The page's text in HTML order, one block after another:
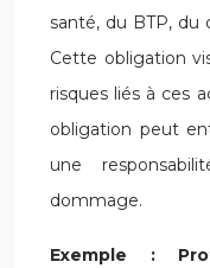
santé, du BTP, du
Cette obligation
risques liés à ces
obligation peut
une
dommage.
Exemple :